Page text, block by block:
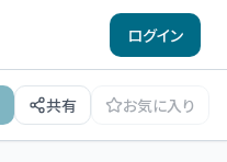
ログイン
共有 お気に入り